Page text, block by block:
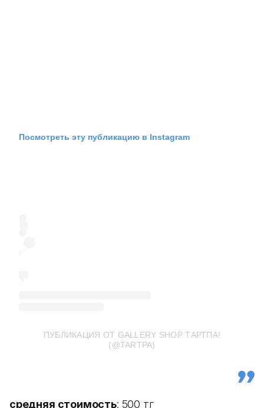
Посмотреть эту публикацию в Instagram
ПУБЛИКАЦИЯ ОТ GALLERY SHOP ТАРТПА!
(@TARTPA)
средняя стоимость: 500 тг